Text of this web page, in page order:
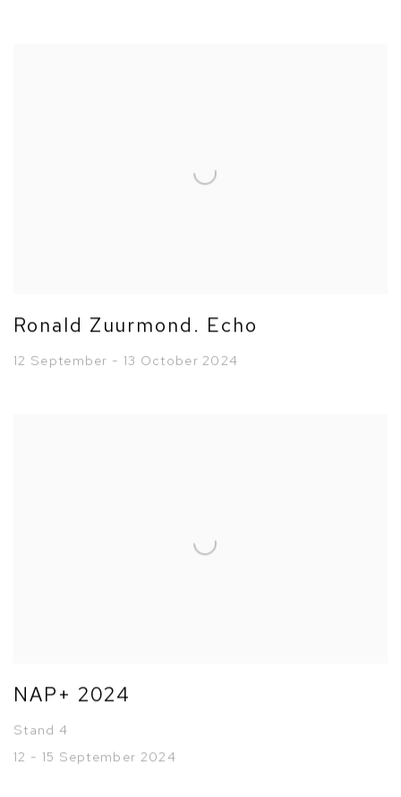
Ronald Zuurmond. Echo
12 September - 13 October 2024
NAP+ 2024
Stand 4
12 - 15 September 2024